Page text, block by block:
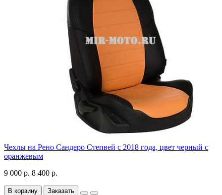
Чехлы на Рено Сандеро Степвей с 2018 года, цвет черный с
оранжевым
9 000 р. 8 400 р.
В корзину Заказать